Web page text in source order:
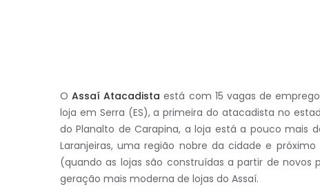
OAssaí Atacadista está com 15 vagas de
loja em Serra (ES), a primeira do atacadista no
do Planalto de Carapina, a loja está a pouco mais
Laranjeiras, uma região nobre da cidade e
(quando as lojas são construídas a partir de
geração mais moderna de lojas do Assaí.